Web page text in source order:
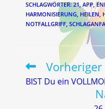
SCHLAGWÖRTER:21, APP
HARMONISIERUNG HEILEN
NOTFALLGRIFF
Weitere
ansehen
BIST Du ein